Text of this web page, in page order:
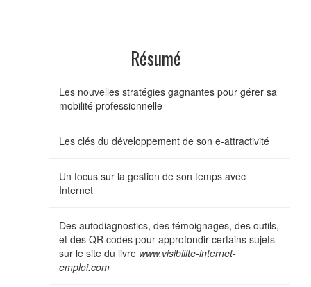
Résumé
Les nouvelles stratégies gagnantes pour gérer sa
mobilité professionnelle
Les clés du développement de son e-attractivité
Un focus sur la gestion de son temps avec
Internet
Des autodiagnostics, des témoignages, des outils,
et des QR codes pour approfondir certains sujets
sur le site du livre www.visibilite-internet-
emploi.com